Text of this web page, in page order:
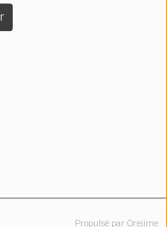
Propulsé par Orejime
les textes d'auteurs